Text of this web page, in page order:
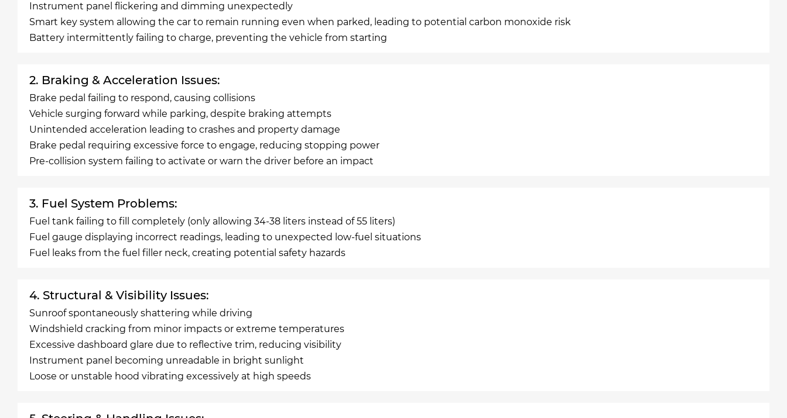
Instrument panel flickering and dimming unexpectedly
Smart key system allowing the car to remain running even when parked, leading to potential carbon monoxide risk
Battery intermittently failing to charge, preventing the vehicle from starting
2. Braking & Acceleration Issues:
Brake pedal failing to respond, causing collisions
Vehicle surging forward while parking, despite braking attempts
Unintended acceleration leading to crashes and property damage
Brake pedal requiring excessive force to engage, reducing stopping power
Pre-collision system failing to activate or warn the driver before an impact
3. Fuel System Problems:
Fuel tank failing to fill completely (only allowing 34-38 liters instead of 55 liters)
Fuel gauge displaying incorrect readings, leading to unexpected low-fuel situations
Fuel leaks from the fuel filler neck, creating potential safety hazards
4. Structural & Visibility Issues:
Sunroof spontaneously shattering while driving
Windshield cracking from minor impacts or extreme temperatures
Excessive dashboard glare due to reflective trim, reducing visibility
Instrument panel becoming unreadable in bright sunlight
Loose or unstable hood vibrating excessively at high speeds